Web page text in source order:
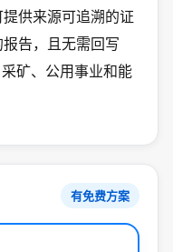
供来源可追溯的证
告，且无需回写
矿、公用事业和能
有免费方案